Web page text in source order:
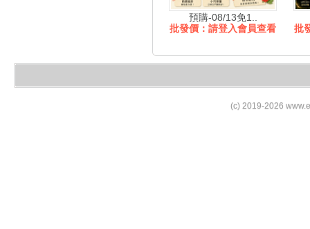
預購-08/13免1..
批發價：請登入會員查看
批
(c) 2019-2026